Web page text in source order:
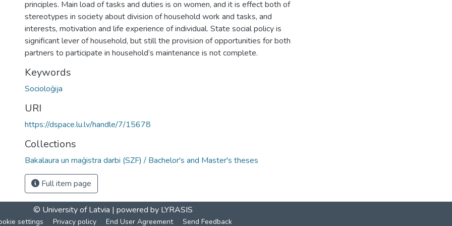
principles. Main load of tasks and duties is on women, and it is effect both of
stereotypes in society about division of household work and tasks, and
interests, motivation and life experience of individual. State social policy is
significant lever of household, but still the provision of opportunities for both
partners to participate in household’s maintenance is not complete.
Keywords
Socioloģija
URI
https://dspace.lu.lv/handle/7/15678
Collections
Bakalaura un maģistra darbi (SZF) / Bachelor's and Master's theses
Full item page
© University of Latvia | powered by LYRASIS
settings Privacy policy End User Agreement Send Feedback